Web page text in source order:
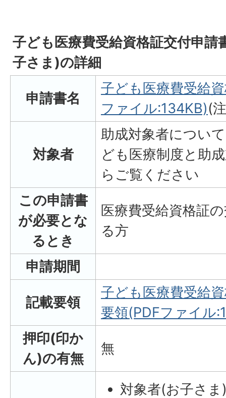
子ども医療費受給資格証交付申請
子さま)の詳細
申請書名
子ども医療費受給
ファイル:134KB)(
対象者
助成対象者につい
ども医療制度と助
らご覧ください
この申請書
が必要とな
るとき
医療費受給資格証
る方
申請期間
記載要領
子ども医療費受給
要領(PDFファイル
押印(印か
ん)の有無
無
対象者(お子さ